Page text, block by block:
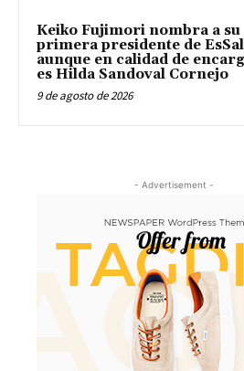
Keiko Fujimori nombra a su
primera presidente de
aunque en calidad de
es Hilda Sandoval Cornejo
9 de agosto de 2026
- Advertisement -